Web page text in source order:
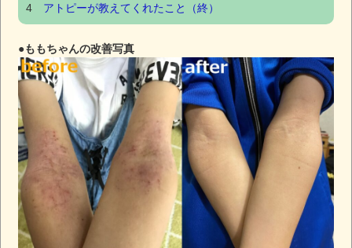
4 アトピーが教えてくれたこと（終）
●ももちゃんの改善写真